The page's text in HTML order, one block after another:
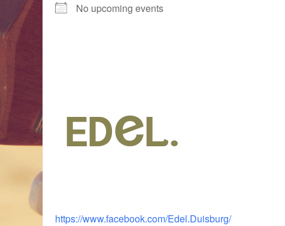
No upcoming events
https://www.facebook.com/Edel.Duisburg/